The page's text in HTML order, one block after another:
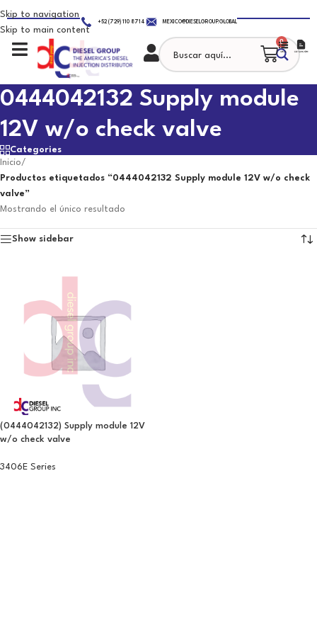
Skip to navigation
Skip to main content
+52 (729) 110 8714 MEXICO@DIESELGROUP.GLOBAL
0
0444042132 Supply module
12V w/o check valve
Categories
Inicio/
Productos etiquetados “0444042132 Supply module 12V w/o check
valve”
Mostrando el único resultado
Show sidebar
(0444042132) Supply module 12V
w/o check valve
3406E Series